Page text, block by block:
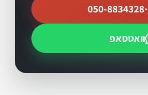
050-8834328
וואטסאפ